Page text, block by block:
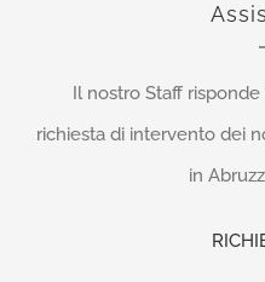
Il nostro Staff
richiesta di intervento dei
in